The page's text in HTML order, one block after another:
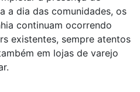
a dia das comunidades, os
continuam ocorrendo
existentes, sempre atentos
em lojas de varejo